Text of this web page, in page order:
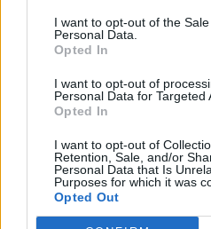
I want to opt-out of the
Personal Data.
Opted In
I want to opt-out of
Personal Data for Targeted
Opted In
I want to opt-out of
Retention, Sale, and/or
Personal Data that Is
Purposes for which it was
Opted Out
delegare eventuali
l’infrastruttura permette alle
Il progetto di Timenet con AM
connettività pensata
l’implementazione di un sistema
di scambiare dinamicamente le